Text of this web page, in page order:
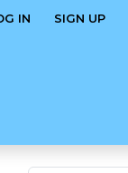
IN SIGN UP